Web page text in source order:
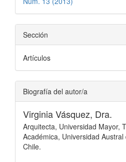
Sección
Artículos
Biografía del autor/a
Virginia Vásquez, Dra.
Arquitecta, Universidad Mayor,
Académica, Universidad Austral
Chile.